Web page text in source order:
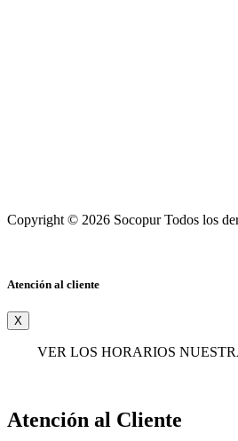
Copyright © 2026 Socopur Todos
Atención al cliente
X
VER LOS HORARIOS
Atención al Cliente